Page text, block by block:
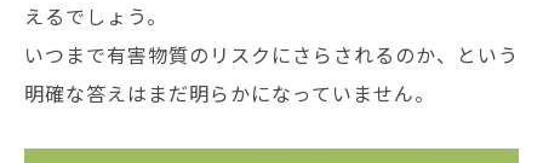
えるでしょう。
いつまで有害物質のリスクにさらされるのか、という
明確な答えはまだ明らかになっていません。